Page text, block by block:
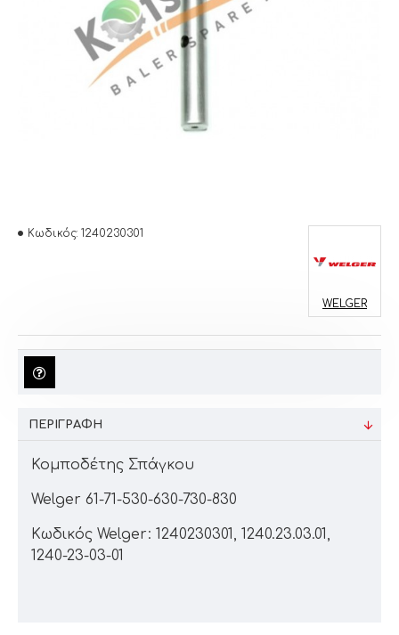
Κωδικός: 1240230301
WELGER
ΠΕΡΙΓΡΑΦΉ
Κομποδέτης Σπάγκου
Welger 61-71-530-630-730-830
Κωδικός Welger: 1240230301, 1240.23.03.01,
1240-23-03-01